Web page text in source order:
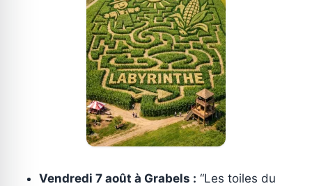
Vendredi 7 août à Grabels : “Les toiles du